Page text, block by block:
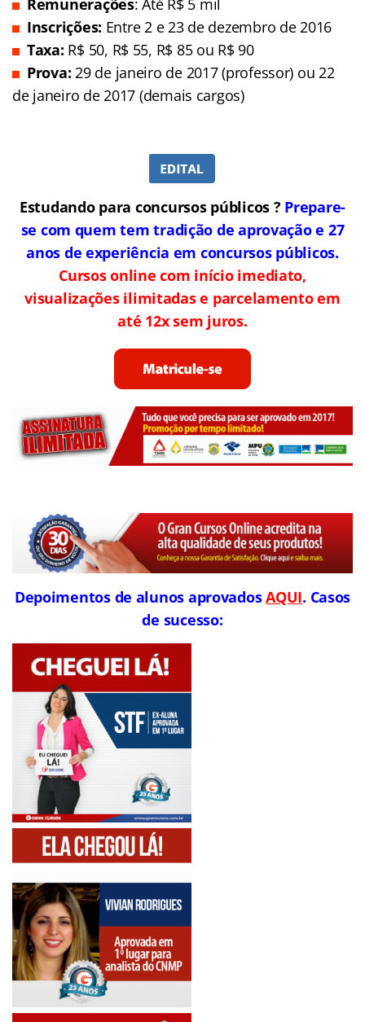
Remunerações: Até R$ 5 mil
Inscrições: Entre 2 e 23 de dezembro de 2016
Taxa: R$ 50, R$ 55, R$ 85 ou R$ 90
Prova: 29 de janeiro de 2017 (professor) ou 22
de janeiro de 2017 (demais cargos)
Estudando para concursos públicos ? Prepare-
se com quem tem tradição de aprovação e 27
anos de experiência em concursos públicos.
Cursos online com início imediato,
visualizações ilimitadas e parcelamento em
até 12x sem juros.
Depoimentos de alunos aprovadosAQUI. Casos
de sucesso: